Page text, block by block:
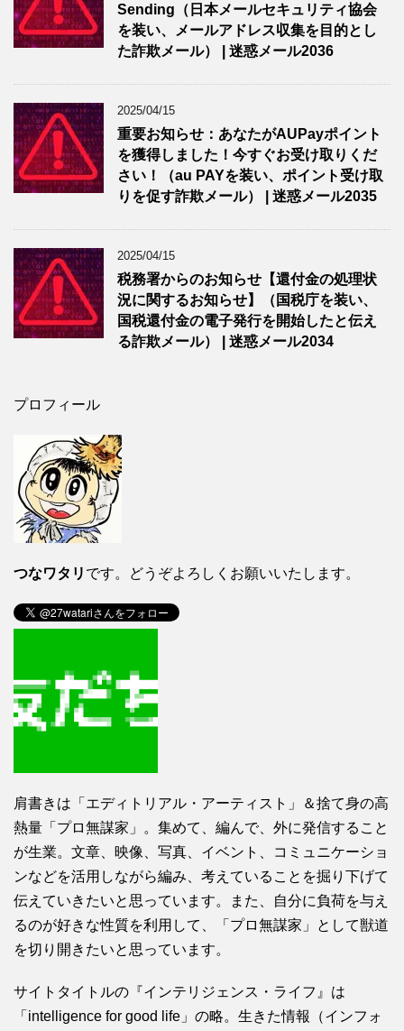
Sending（日本メールセキュリティ協会
を装い、メールアドレス収集を目的とし
た詐欺メール） | 迷惑メール2036
2025/04/15
重要お知らせ：あなたがAUPayポイント
を獲得しました！今すぐお受け取りくだ
さい！（au PAYを装い、ポイント受け取
りを促す詐欺メール） | 迷惑メール2035
2025/04/15
税務署からのお知らせ【還付金の処理状
況に関するお知らせ】（国税庁を装い、
国税還付金の電子発行を開始したと伝え
る詐欺メール） | 迷惑メール2034
プロフィール
つなワタリ です。どうぞよろしくお願いいたします。
肩書きは「エディトリアル・アーティスト」＆捨て身の高
熱量「プロ無謀家」。集めて、編んで、外に発信すること
が生業。文章、映像、写真、イベント、コミュニケーショ
ンなどを活用しながら編み、考えていることを掘り下げて
伝えていきたいと思っています。また、自分に負荷を与え
るのが好きな性質を利用して、「プロ無謀家」として獣道
を切り開きたいと思っています。
サイトタイトルの『インテリジェンス・ライフ』は
「intelligence for good life」の略。生きた情報（インフォ